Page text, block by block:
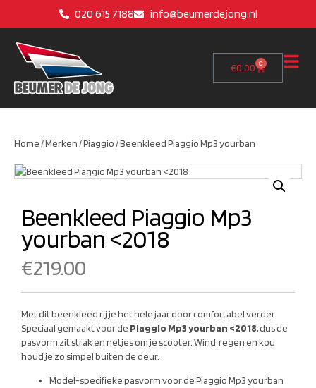
020 615 7188 info@beumerdejong.nl
€0.00 0
Home /Merken /Piaggio / Beenkleed Piaggio Mp3 yourban
Beenkleed Piaggio Mp3
yourban <2018
€219.00
Met dit beenkleed rij je het hele jaar door comfortabel verder.
Speciaal gemaakt voor de Piaggio Mp3 yourban <2018, dus de
pasvorm zit strak en netjes om je scooter. Wind, regen en kou
houd je zo simpel buiten de deur.
Model-specifieke pasvorm voor de Piaggio Mp3 yourban